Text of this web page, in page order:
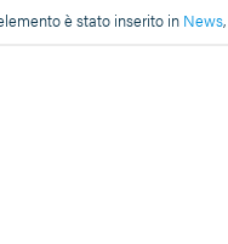
è stato inserito in News,